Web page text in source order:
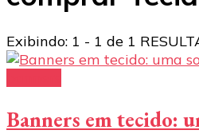
Exibindo: 1 - 1 de 1
Banners em tecido: